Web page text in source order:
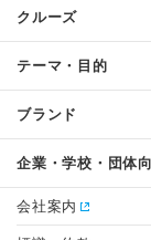
クルーズ
テーマ・目的
ブランド
企業・学校・団体
会社案内